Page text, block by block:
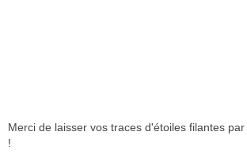
Merci de laisser vos traces d'étoiles filantes par
!